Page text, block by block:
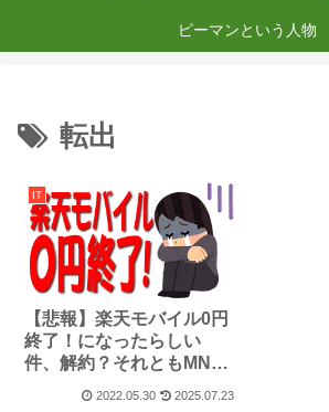
ピーマンという人物
転出
IT
【悲報】楽天モバイル0円
終了！になったらしい
件、解約？それともMNP
2022.05.30 2025.07.23